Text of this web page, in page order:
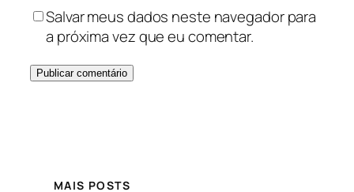
Salvar meus dados neste navegador para
a próxima vez que eu comentar.
MAIS POSTS